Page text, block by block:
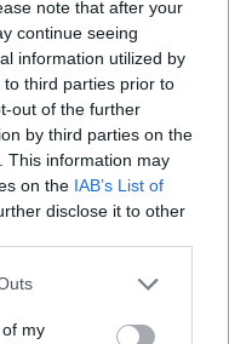
note that after your
continue seeing
information utilized by
third parties prior to
out of the further
by third parties on the
This information may
on the IAB’s List of
disclose it to other
one or more Google
You may click to
my
Ο 15χρονος
το τσουνάμι
της μεγάλης